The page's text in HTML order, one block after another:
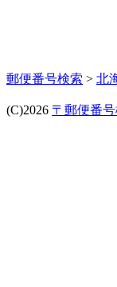
郵便番号検索 > 北
(C)2026 〒郵便番